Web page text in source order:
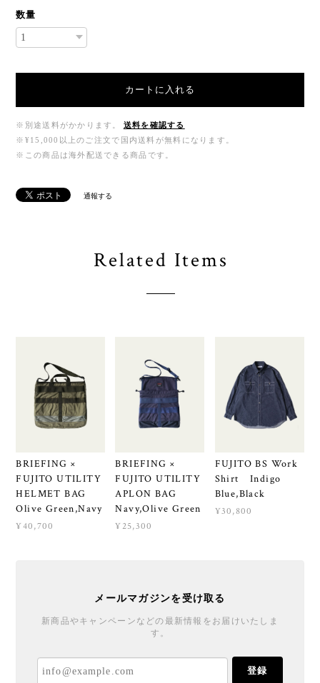
数量
カートに入れる
※別途送料がかかります。
送料を確認する
※¥15,000以上のご注文で国内送料が無料になります。
※この商品は海外配送できる商品です。
通報する
Related Items
BRIEFING ×
FUJITO UTILITY
HELMET BAG
Olive Green,Navy
¥40,700
BRIEFING ×
FUJITO UTILITY
APLON BAG
Navy,Olive Green
¥25,300
FUJITO BS Work
Shirt Indigo
Blue,Black
¥30,800
メールマガジンを受け取る
新商品やキャンペーンなどの最新情報をお届けいたしま
す。
登録